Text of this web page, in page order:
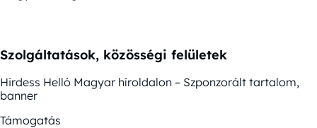
Szolgáltatások, közösségi felületek
Hirdess Helló Magyar híroldalon – Szponzorált tartalom,
banner
Támogatás